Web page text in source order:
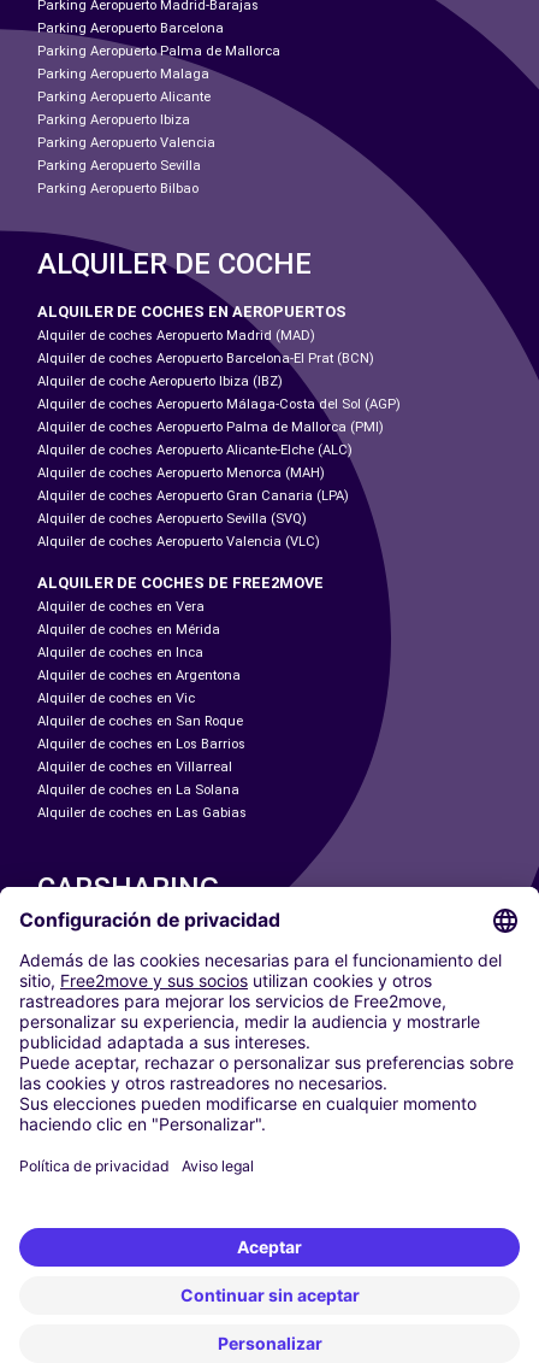
Parking Aeropuerto Madrid-Barajas
Parking Aeropuerto Barcelona
Parking Aeropuerto Palma de Mallorca
Parking Aeropuerto Malaga
Parking Aeropuerto Alicante
Parking Aeropuerto Ibiza
Parking Aeropuerto Valencia
Parking Aeropuerto Sevilla
Parking Aeropuerto Bilbao
ALQUILER DE COCHE
ALQUILER DE COCHES EN AEROPUERTOS
Alquiler de coches Aeropuerto Madrid (MAD)
Alquiler de coches Aeropuerto Barcelona-El Prat (BCN)
Alquiler de coche Aeropuerto Ibiza (IBZ)
Alquiler de coches Aeropuerto Málaga-Costa del Sol (AGP)
Alquiler de coches Aeropuerto Palma de Mallorca (PMI)
Alquiler de coches Aeropuerto Alicante-Elche (ALC)
Alquiler de coches Aeropuerto Menorca (MAH)
Alquiler de coches Aeropuerto Gran Canaria (LPA)
Alquiler de coches Aeropuerto Sevilla (SVQ)
Alquiler de coches Aeropuerto Valencia (VLC)
ALQUILER DE COCHES DE FREE2MOVE
Alquiler de coches en Vera
Alquiler de coches en Mérida
Alquiler de coches en Inca
Alquiler de coches en Argentona
Alquiler de coches en Vic
Alquiler de coches en San Roque
Alquiler de coches en Los Barrios
Alquiler de coches en Villarreal
Alquiler de coches en La Solana
Alquiler de coches en Las Gabias
CARSHARING
NUESTRAS CIUDADES
Paris
Madrid
Washington DC
Milán
Roma
Turín
Viena
Berlín
Düsseldorf